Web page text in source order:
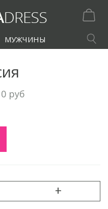
МУЖЧИНЫ
0 руб
+